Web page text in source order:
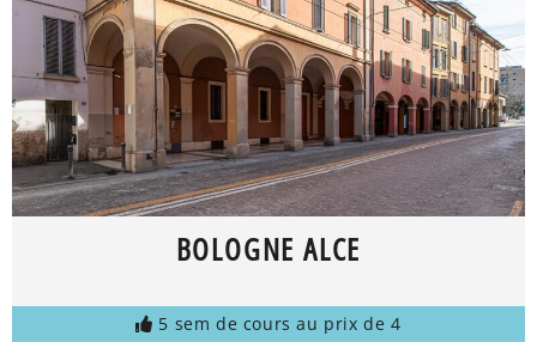
BOLOGNE ALCE
5 sem de cours au prix de 4